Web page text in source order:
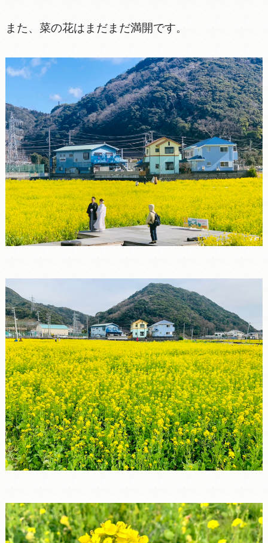
また、菜の花はまだまだ満開です。